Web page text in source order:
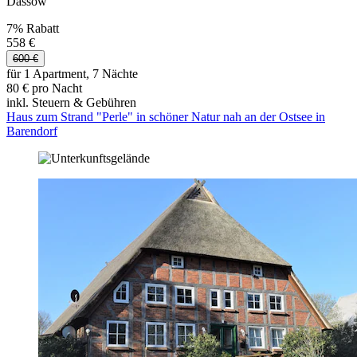
7% Rabatt
558 €
600 €
für 1 Apartment, 7 Nächte
80 € pro Nacht
inkl. Steuern & Gebühren
Haus zum Strand "Perle" in schöner Natur nah an der Ostsee in
Barendorf